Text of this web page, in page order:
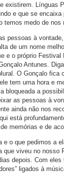
existirem. Línguas
e que se
temos medo de nos
pessoas à
de um nome
e o próprio
Antunes.
O Gonçalo fica
tem uma hora e
bloqueada a
as pessoas à
ainda não nos
está
memórias e de
e o que pedimos a
que viveu no
depois. Com
ligados à